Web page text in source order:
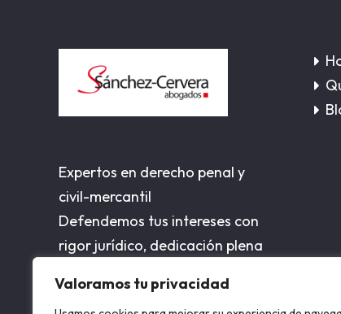
Valoramos tu privacidad
Expertos en derecho penal y
civil-mercantil
Defendemos tus intereses con
rigor jurídico, dedicación plena